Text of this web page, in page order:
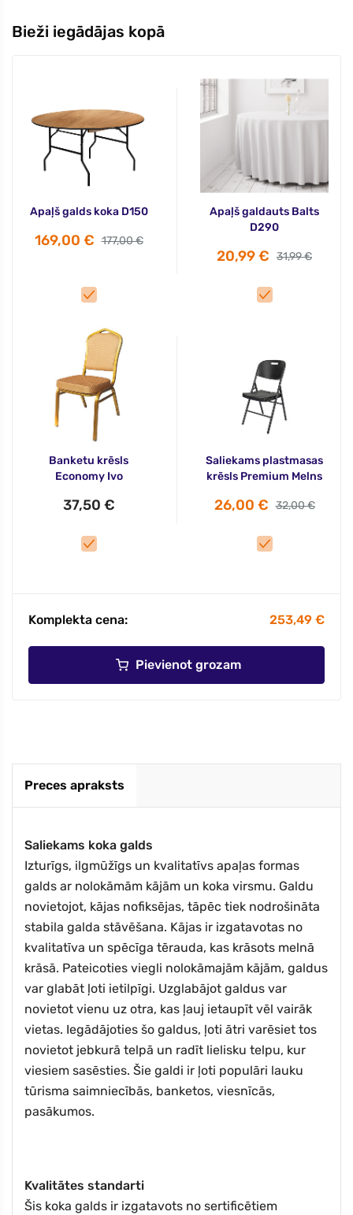
Bieži iegādājas kopā
Apaļš galds koka D150
169,00 € 177,00 €
Apaļš galdauts Balts
D290
20,99 € 31,99 €
Banketu krēsls
Economy Ivo
37,50 €
Saliekams plastmasas
krēsls Premium Melns
26,00 € 32,00 €
Komplekta cena: 253,49 €
Pievienot grozam
Preces apraksts
Saliekams koka galds
Izturīgs, ilgmūžīgs un kvalitatīvs apaļas formas
galds ar nolokāmām kājām un koka virsmu. Galdu
novietojot, kājas nofiksējas, tāpēc tiek nodrošināta
stabila galda stāvēšana. Kājas ir izgatavotas no
kvalitatīva un spēcīga tērauda, kas krāsots melnā
krāsā. Pateicoties viegli nolokāmajām kājām, galdus
var glabāt ļoti ietilpīgi. Uzglabājot galdus var
novietot vienu uz otra, kas ļauj ietaupīt vēl vairāk
vietas. Iegādājoties šo galdus, ļoti ātri varēsiet tos
novietot jebkurā telpā un radīt lielisku telpu, kur
viesiem sasēsties. Šie galdi ir ļoti populāri lauku
tūrisma saimniecībās, banketos, viesnīcās,
pasākumos.
Kvalitātes standarti
Šis koka galds ir izgatavots no sertificētiem